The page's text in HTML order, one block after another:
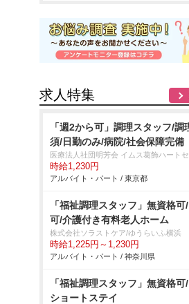
求人特集
「週2から可」調理スタッフ/調
須/日勤のみ/病院/社会保障完備
医療法人社団明芳会 イムス葛飾ハート
時給1,230円
アルバイト・パート / 東京都
「福祉調理スタッフ」無資格
可/介護付き有料老人ホーム
株式会社ソラストケア/ゆうらいふ横浜
時給1,225円～1,230円
アルバイト・パート / 神奈川県
「福祉調理スタッフ」無資格
ショートステイ